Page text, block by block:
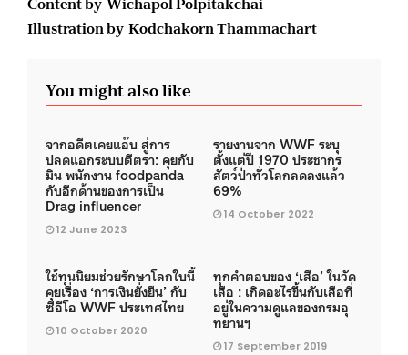
Illustration by Kodchakorn Thammachart
You might also like
จากอดีตเคยแอ๊บ สู่การ
ปลดแอกระบบตีตรา: คุยกับ
มิน พนักงาน foodpanda
กับอีกด้านของการเป็น
Drag influencer
12 June 2023
รายงานจาก WWF ระบุ
ตั้งแต่ปี 1970 ประชากร
สัตว์ป่าทั่วโลกลดลงแล้ว
69%
14 October 2022
ใช้ทุนนิยมช่วยรักษาโลกใบนี้
คุยเรื่อง ‘การเงินยั่งยืน’ กับ
ซีอีโอ WWF ประเทศไทย
10 October 2020
ทุกคำตอบของ ‘เสือ’ ในวัด
เสือ : เกิดอะไรขึ้นกับเสือที่
อยู่ในความดูแลของกรมอุ
ทยานฯ
17 September 2019